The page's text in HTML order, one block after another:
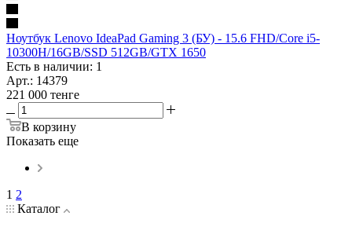
Ноутбук Lenovo IdeaPad Gaming 3 (БУ) - 15.6 FHD/Core i5-
10300H/16GB/SSD 512GB/GTX 1650
Есть в наличии: 1
Арт.: 14379
221 000 тенге
В корзину
Показать еще
1 2
Каталог